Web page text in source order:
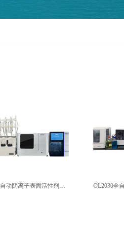
OL2030N全自动阴离子表面活性剂及挥发酚分析仪